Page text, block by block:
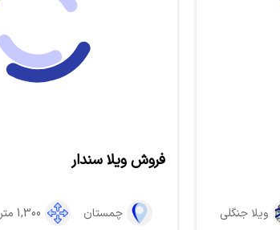
ویلا جنگلی
فروش ویلا سندار
چمستان 1,300 متر